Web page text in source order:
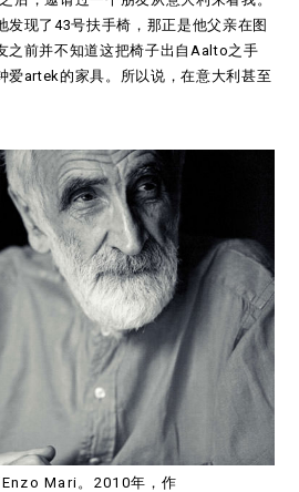
发现了43号扶手椅，那正是他父亲在图
之前并不知道这把椅子出自Aalto之手
爱artek的家具。所以说，在意大利甚至
Mari。2010年，作